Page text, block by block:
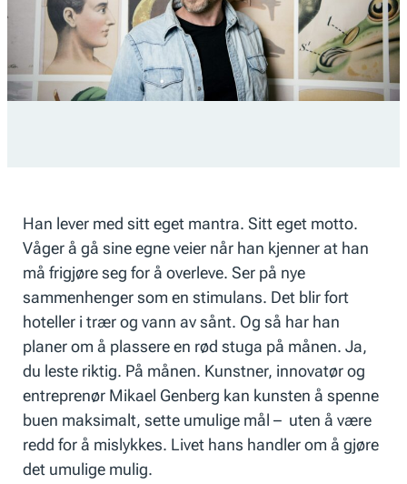
Han lever med sitt eget mantra. Sitt eget motto.
Våger å gå sine egne veier når han kjenner at han
må frigjøre seg for å overleve. Ser på nye
sammenhenger som en stimulans. Det blir fort
hoteller i trær og vann av sånt. Og så har han
planer om å plassere en rød stuga på månen. Ja,
du leste riktig. På månen. Kunstner, innovatør og
entreprenør Mikael Genberg kan kunsten å spenne
buen maksimalt, sette umulige mål – uten å være
redd for å mislykkes. Livet hans handler om å gjøre
det umulige mulig.